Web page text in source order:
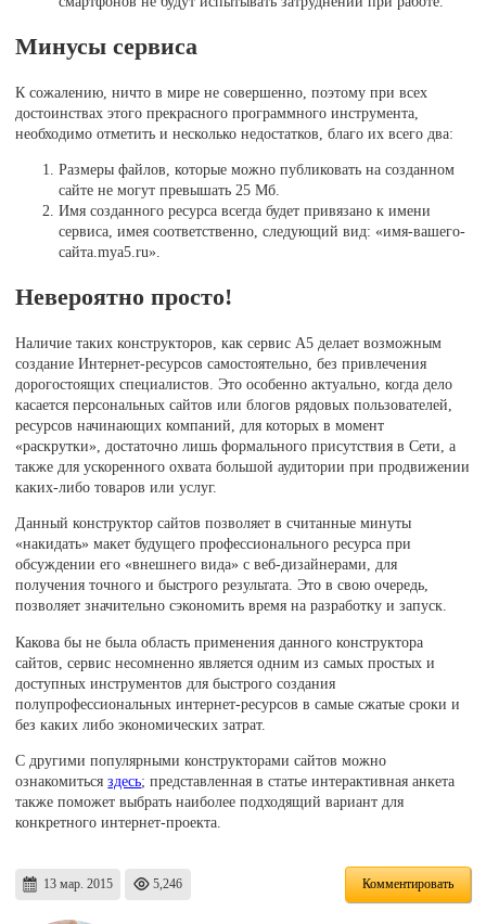
Минусы сервиса
К сожалению, ничто в мире не совершенно, поэтому при всех
достоинствах этого прекрасного программного инструмента,
необходимо отметить и несколько недостатков, благо их всего два:
Размеры файлов, которые можно публиковать на созданном
сайте не могут превышать 25 Мб.
Имя созданного ресурса всегда будет привязано к имени
сервиса, имея соответственно, следующий вид: «имя-вашего-
сайта.mya5.ru».
Невероятно просто!
Наличие таких конструкторов, как сервис A5 делает возможным
создание Интернет-ресурсов самостоятельно, без привлечения
дорогостоящих специалистов. Это особенно актуально, когда дело
касается персональных сайтов или блогов рядовых пользователей,
ресурсов начинающих компаний, для которых в момент
«раскрутки», достаточно лишь формального присутствия в Сети, а
также для ускоренного охвата большой аудитории при продвижении
каких-либо товаров или услуг.
Данный конструктор сайтов позволяет в считанные минуты
«накидать» макет будущего профессионального ресурса при
обсуждении его «внешнего вида» с веб-дизайнерами, для
получения точного и быстрого результата. Это в свою очередь,
позволяет значительно сэкономить время на разработку и запуск.
Какова бы не была область применения данного конструктора
сайтов, сервис несомненно является одним из самых простых и
доступных инструментов для быстрого создания
полупрофессиональных интернет-ресурсов в самые сжатые сроки и
без каких либо экономических затрат.
С другими популярными конструкторами сайтов можно
ознакомитьсяздесь; представленная в статье интерактивная анкета
также поможет выбрать наиболее подходящий вариант для
конкретного интернет-проекта.
13 мар. 2015 5,246 Комментировать